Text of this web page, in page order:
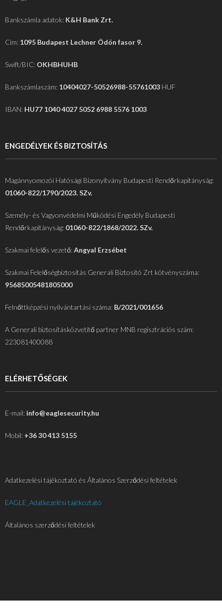
Bankszámla adatok: K&H Bank Zrt.
Cím: 1095 Budapest Lechner Ödön fasor 9.
Swift/BIC: OKHBHUHB
Bankszámlaszám: 10404027-50526988-55761003 HUF
IBAN: HU77 1040 4027 5052 6988 5576 1003
ENGEDÉLYEK ÉS BIZTOSÍTÁS
Magánnyomozói Hatósági Bizonyítvány Budapesti Rendőrkapitányság:
01060-822/1790/2023. SZv.
Személy- és Vagyonvédelmi Működési Engedély Budapesti
Rendőrkapitányság: 01060-822/1868/2022. SZv.
Szakmai felelős vezető:Angyal Erzsébet
Szakmai Felelőségbiztosítás Generali Biztositó Zrt kötvényszáma:
95685005481805000
Felnőttképzési nyilvántartási száma: B/2021/001656
A Generali biztosításközvetítő partner MNB regisztrációs szám:
223081400088
ELÉRHETŐSÉGEK
E-mail: info@eaglesecurity.hu
Mobil: +36 30 413 5155
Adatkezelési tájékoztató és Általános Szerződési feltételek
EAGLE_Adatkezelési tájékoztató
Általános szerződési feltételek